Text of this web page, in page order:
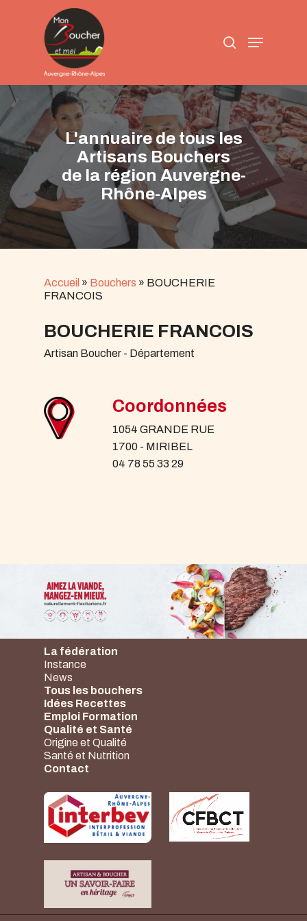
Menu
L'annuaire de tous les
Artisans Bouchers
de la région Auvergne-
Rhône-Alpes
Accueil » Bouchers » BOUCHERIE
FRANCOIS
BOUCHERIE FRANCOIS
Artisan Boucher - Département
Coordonnées
1054 GRANDE RUE
1700 - MIRIBEL
04 78 55 33 29
La fédération
Instance
News
Tous les bouchers
Idées Recettes
Emploi Formation
Qualité et Santé
Origine et Qualité
Santé et Nutrition
Contact